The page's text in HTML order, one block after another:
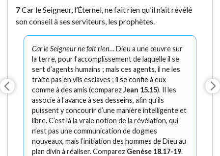
7Car le Seigneur, l’Éternel, ne fait rien qu’il n’ait révélé
son conseil à ses serviteurs, les prophètes.
Car le Seigneur ne fait rien…Dieu a une œuvre sur
la terre, pour l’accomplissement de laquelle il se
sert d’agents humains ; mais ces agents, il ne les
traite pas en vils esclaves ; il se confie à eux
comme à des amis (comparezJean 15.15). Il les
associe à l’avance à ses desseins, afin qu’ils
puissent y concourir d’une manière intelligente et
libre. C’est là la vraie notion de la révélation, qui
n’est pas une communication de dogmes
nouveaux, mais l’initiation des hommes de Dieu au
plan divin à réaliser. Comparez Genèse 18.17-19.